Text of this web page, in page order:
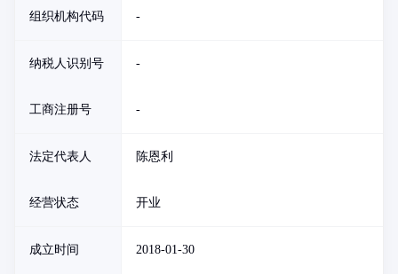
组织机构代码 -
纳税人识别号 -
工商注册号 -
法定代表人 陈恩利
经营状态 开业
成立时间 2018-01-30